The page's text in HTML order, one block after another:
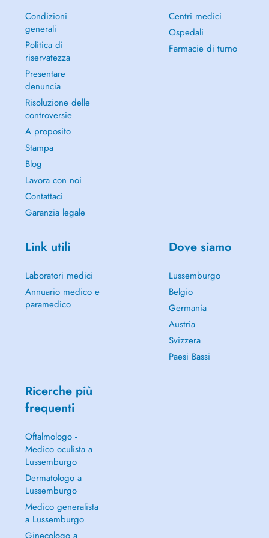
Condizioni
generali
Politica di
riservatezza
Presentare
denuncia
Risoluzione delle
controversie
A proposito
Stampa
Blog
Lavora con noi
Contattaci
Garanzia legale
Centri medici
Ospedali
Farmacie di turno
Link utili
Laboratori medici
Annuario medico e
paramedico
Dove siamo
Lussemburgo
Belgio
Germania
Austria
Svizzera
Paesi Bassi
Ricerche più
frequenti
Oftalmologo -
Medico oculista a
Lussemburgo
Dermatologo a
Lussemburgo
Medico generalista
a Lussemburgo